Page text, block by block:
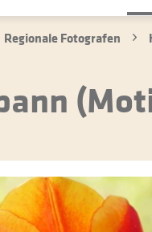
Regionale Fotografen